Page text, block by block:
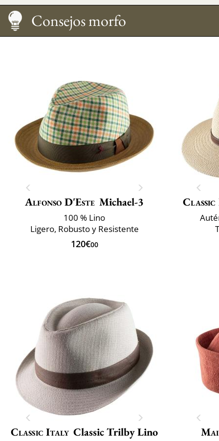
Medir su talla
Cuidado
Consejos morfo
Alfonso D'Este Michael-3
100 % Lino
Ligero, Robusto y Resistente
120€00
Classic Italy Classic Trilby Lino